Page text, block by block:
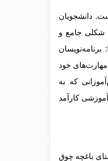
دانشجویان
شکلی جامع و
مهارت‌های خود
که به
کارآمد
باغچه چوق